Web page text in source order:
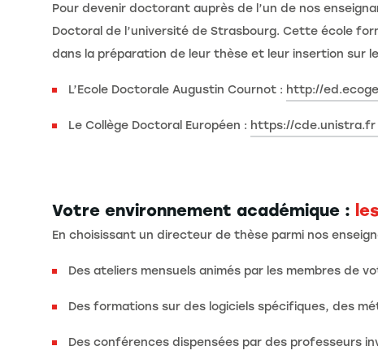
Pour devenir doctorant auprès de l’un de nos
Doctoral de l’université de Strasbourg. Cette école
dans la préparation de leur thèse et leur insertion sur
L’Ecole Doctorale Augustin Cournot : http://
Le Collège Doctoral Européen : https://cde.unistra.fr
Votre environnement académique :
En choisissant un directeur de thèse parmi nos
Des ateliers mensuels animés par les membres de
Des formations sur des logiciels spécifiques, des
Des conférences dispensées par des professeurs